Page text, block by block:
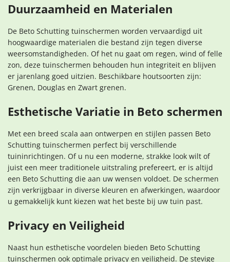
Duurzaamheid en Materialen
De Beto Schutting tuinschermen worden vervaardigd uit
hoogwaardige materialen die bestand zijn tegen diverse
weersomstandigheden. Of het nu gaat om regen, wind of felle
zon, deze tuinschermen behouden hun integriteit en blijven
er jarenlang goed uitzien. Beschikbare houtsoorten zijn:
Grenen, Douglas en Zwart grenen.
Esthetische Variatie in Beto schermen
Met een breed scala aan ontwerpen en stijlen passen Beto
Schutting tuinschermen perfect bij verschillende
tuininrichtingen. Of u nu een moderne, strakke look wilt of
juist een meer traditionele uitstraling prefereert, er is altijd
een Beto Schutting die aan uw wensen voldoet. De schermen
zijn verkrijgbaar in diverse kleuren en afwerkingen, waardoor
u gemakkelijk kunt kiezen wat het beste bij uw tuin past.
Privacy en Veiligheid
Naast hun esthetische voordelen bieden Beto Schutting
tuinschermen ook optimale privacy en veiligheid. De stevige